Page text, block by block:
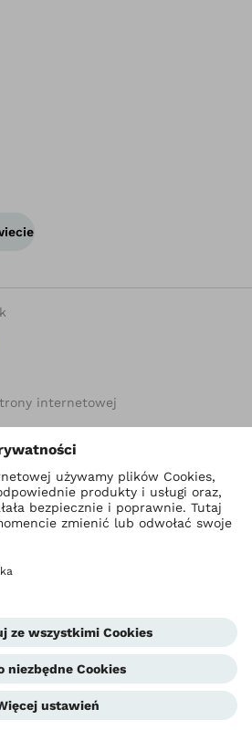
internetowej
nieprawidłowościach
biznesowych